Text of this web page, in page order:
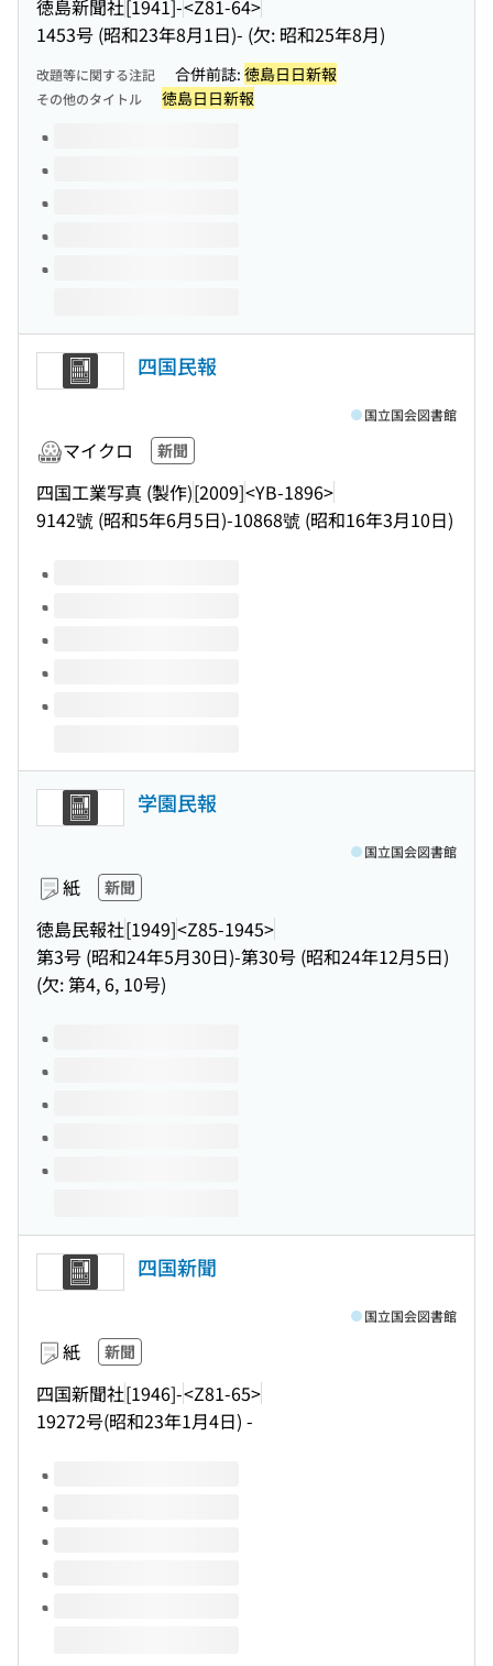
徳島新聞社[1941]-<Z81-64>
1453号 (昭和23年8月1日)- (欠: 昭和25年8月)
改題等に関する注記 合併前誌: 徳島日日新報
その他のタイトル 徳島日日新報
このタイトルの巻号
四国民報
マイクロ 新聞
四国工業写真 (製作)[2009]<YB-1896>
9142號 (昭和5年6月5日)-10868號 (昭和16年3月10日)
国立国会図書館
このタイトルの巻号
学園民報
紙 新聞
徳島民報社[1949]<Z85-1945>
第3号 (昭和24年5月30日)-第30号 (昭和24年12月5日)
(欠: 第4, 6, 10号)
国立国会図書館
このタイトルの巻号
四国新聞
紙 新聞
四国新聞社[1946]-<Z81-65>
19272号(昭和23年1月4日) -
国立国会図書館
このタイトルの巻号